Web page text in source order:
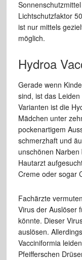
Lichtschutzfaktor
ist nur mittels
möglich.
Hydroa
Gerade wenn
sind, ist das
Varianten ist die
Mädchen unter
pockenartigem
schmerzhaft und
unschönen
Hautarzt
Creme oder sogar
Fachärzte
Virus der Auslöser
könnte. Dieser
auslösen.
Vacciniformia
Pfeifferschen